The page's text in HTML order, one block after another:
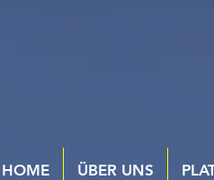
HOME ÜBER UNS